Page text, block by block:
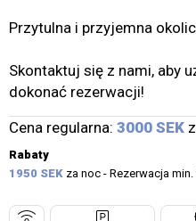
Przytulna i przyjemna
Skontaktuj się z nami, aby
dokonać rezerwacji!
Cena regularna: 3000 SEK
Rabaty
1950 SEK za noc - Rezerwacja